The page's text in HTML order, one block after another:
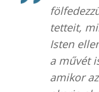
tetteit,
Isten
a művét
amikor